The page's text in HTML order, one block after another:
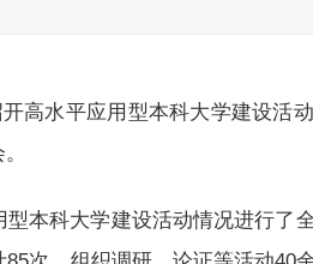
高水平应用型本科大学建设活
本科大学建设活动情况进行了